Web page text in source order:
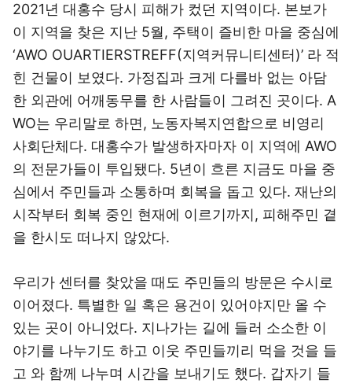
2021년 대홍수 당시 피해가 컸던 지역이다. 본보가
이 지역을 찾은 지난 5월, 주택이 즐비한 마을 중심에
‘AWO OUARTIERSTREFF(지역커뮤니티센터)’ 라 적
힌 건물이 보였다. 가정집과 크게 다를바 없는 아담
한 외관에 어깨동무를 한 사람들이 그려진 곳이다. A
WO는 우리말로 하면, 노동자복지연합으로 비영리
사회단체다. 대홍수가 발생하자마자 이 지역에 AWO
의 전문가들이 투입됐다. 5년이 흐른 지금도 마을 중
심에서 주민들과 소통하며 회복을 돕고 있다. 재난의
시작부터 회복 중인 현재에 이르기까지, 피해주민 곁
을 한시도 떠나지 않았다.
우리가 센터를 찾았을 때도 주민들의 방문은 수시로
이어졌다. 특별한 일 혹은 용건이 있어야지만 올 수
있는 곳이 아니었다. 지나가는 길에 들러 소소한 이
야기를 나누기도 하고 이웃 주민들끼리 먹을 것을 들
고 와 함께 나누며 시간을 보내기도 했다. 갑자기 들